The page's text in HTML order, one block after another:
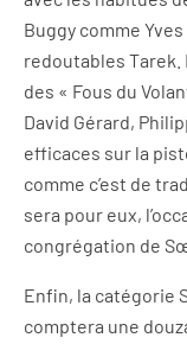
Buggy comme
redoutables Tarek.
des « Fous du
David Gérard,
efficaces sur la
comme c’est de
sera pour eux,
congrégation de
Enfin, la catégorie
comptera une